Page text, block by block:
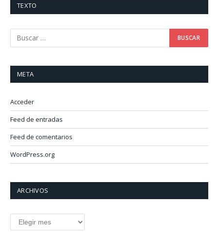
TEXTO
META
Acceder
Feed de entradas
Feed de comentarios
WordPress.org
ARCHIVOS